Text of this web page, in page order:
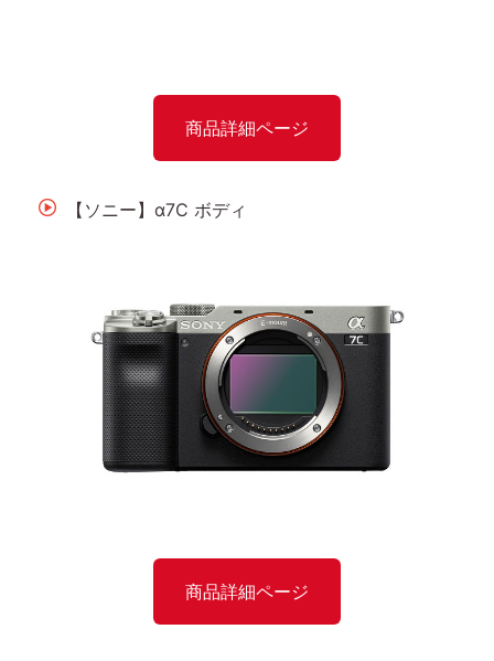
商品詳細ページ
【ソニー】α7C ボディ
商品詳細ページ